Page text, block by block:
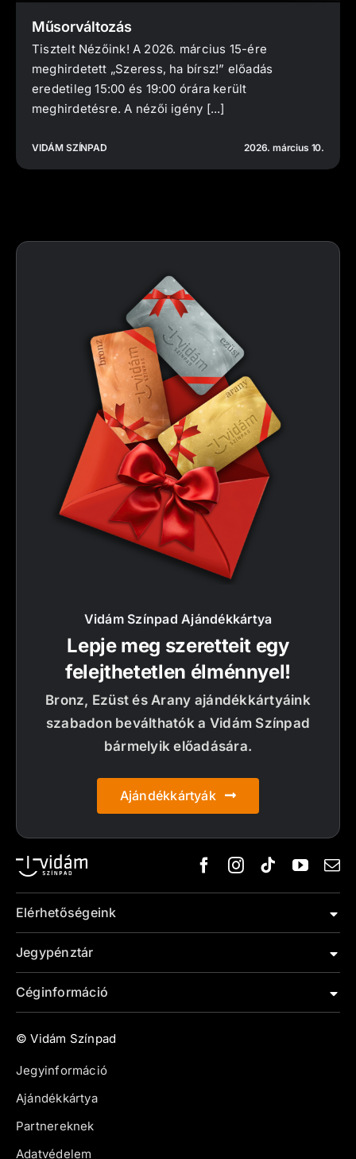
Műsorváltozás
Tisztelt Nézőink! A 2026. március 15-ére
meghirdetett „Szeress, ha bírsz!” előadás
eredetileg 15:00 és 19:00 órára került
meghirdetésre. A nézői igény [...]
VIDÁM SZÍNPAD 2026. március 10.
Elérhetőségeink
Jegypénztár
Céginformáció
© Vidám Színpad
Jegyinformáció
Ajándékkártya
Partnereknek
Adatvédelem
Vidám Színpad Ajándékkártya
Lepje meg szeretteit egy
felejthetetlen élménnyel!
Bronz, Ezüst és Arany ajándékkártyáink
szabadon beválthatók a Vidám Színpad
bármelyik előadására.
Ajándékkártyák